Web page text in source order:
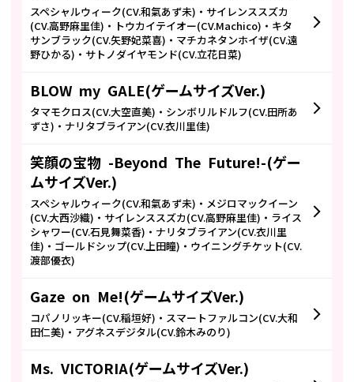
スペシャルウィーク(CV.和氣あず未)・サイレンススズカ
(CV.高野麻里佳)・トウカイテイオー(CV.Machico)・キタ
サンブラック(CV.矢野妃菜喜)・マチカネタンホイザ(CV.遠
野ひかる)・サトノダイヤモンド(CV.立花日菜)
BLOW my GALE(ゲームサイズVer.)
タマモクロス(CV.大空直美)・シンボリルドルフ(CV.田所あ
ずさ)・ナリタブライアン(CV.衣川里佳)
笑顔の宝物 -Beyond The Future!-(ゲー
ムサイズVer.)
スペシャルウィーク(CV.和氣あず未)・メジロマックイーン
(CV.大西沙織)・サイレンススズカ(CV.高野麻里佳)・ライス
シャワー(CV.石見舞菜香)・ナリタブライアン(CV.衣川里
佳)・ゴールドシップ(CV.上田瞳)・ウイニングチケット(CV.
渡部優衣)
Gaze on Me!(ゲームサイズVer.)
コパノリッキー(CV.稲垣好)・スマートファルコン(CV.大和
田仁美)・アグネスデジタル(CV.鈴木みのり)
Ms. VICTORIA(ゲームサイズVer.)